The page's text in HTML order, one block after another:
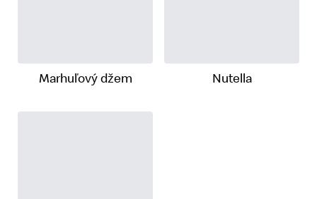
Marhuľový džem Nutella